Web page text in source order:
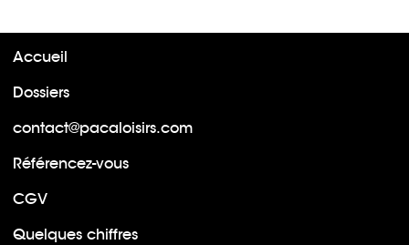
Accueil
Dossiers
contact@pacaloisirs.com
Référencez-vous
CGV
Quelques chiffres